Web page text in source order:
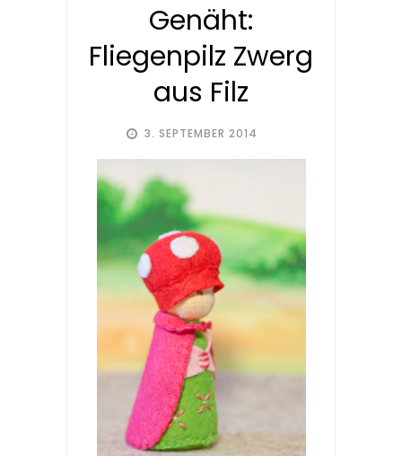
3. SEPTEMBER 2014
Genäht:
Fliegenpilz Zwerg
aus Filz